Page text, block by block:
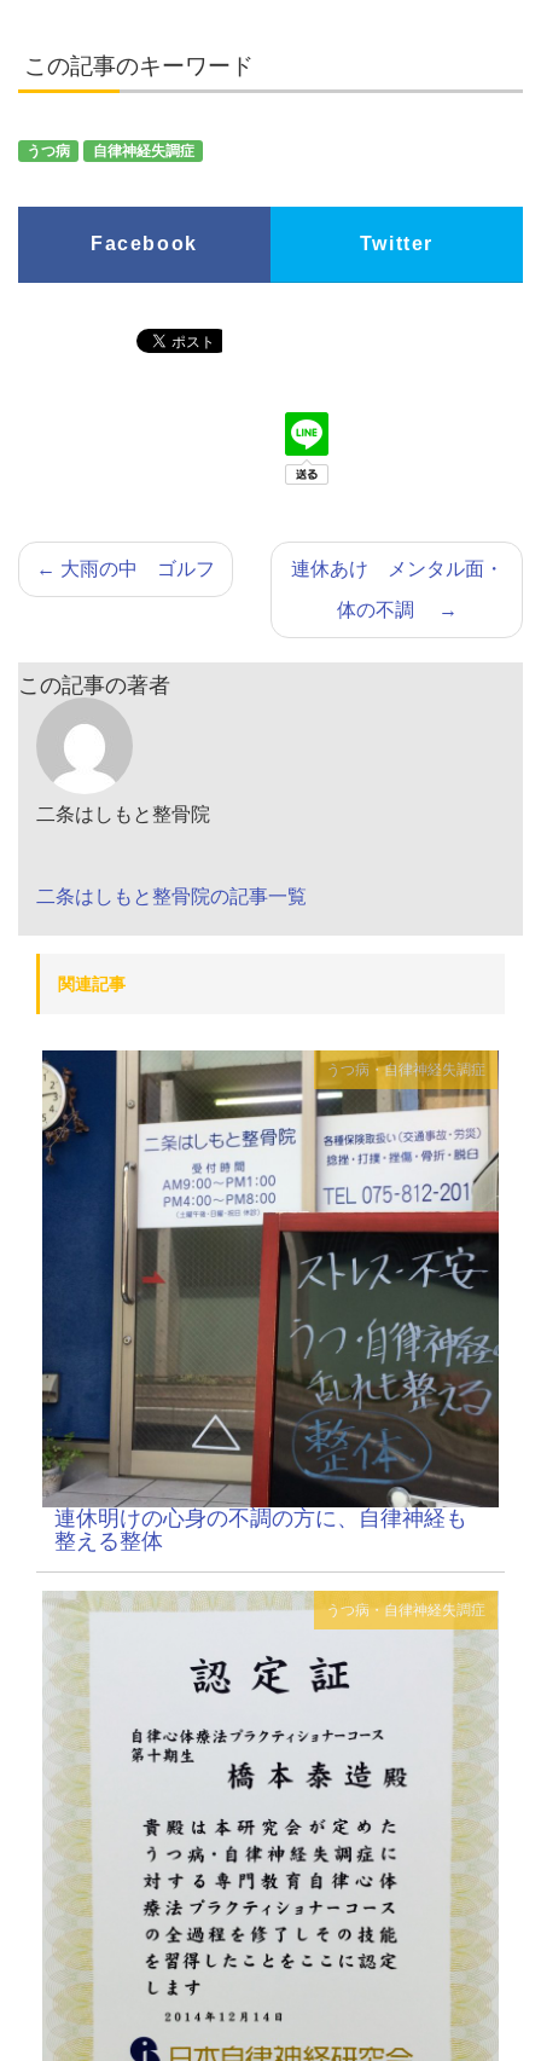
この記事のキーワード
うつ病 自律神経失調症
Facebook Twitter
← 大雨の中 ゴルフ
連休あけ メンタル面・
体の不調
→
この記事の著者
二条はしもと整骨院
二条はしもと整骨院の記事一覧
関連記事
うつ病・自律神経失調症
連休明けの心身の不調の方に、自律神経も
整える整体
うつ病・自律神経失調症